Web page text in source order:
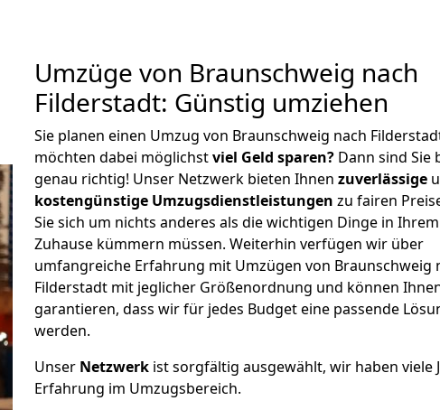
Umzüge von Braunschweig nach
Filderstadt: Günstig umziehen
Sie planen einen Umzug von Braunschweig nach
möchten dabei möglichstviel Geld sparen? Dann sind Sie
genau richtig! Unser Netzwerk bieten Ihnen zuverlässige
kostengünstige Umzugsdienstleistungen zu fairen
Sie sich um nichts anderes als die wichtigen Dinge in
Zuhause kümmern müssen. Weiterhin verfügen wir über
umfangreiche Erfahrung mit Umzügen von Braunschweig
Filderstadt mit jeglicher Größenordnung und können
garantieren, dass wir für jedes Budget eine passende
werden.
Unser Netzwerk ist sorgfältig ausgewählt, wir haben viele
Erfahrung im Umzugsbereich.